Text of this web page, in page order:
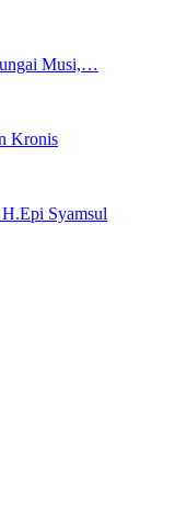
Musi,…
Kronis
Syamsul